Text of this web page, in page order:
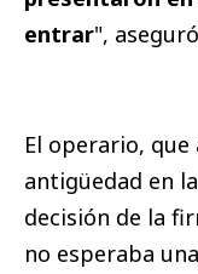
entrar",
El operario,
antigüedad en
decisión de la
no esperaba